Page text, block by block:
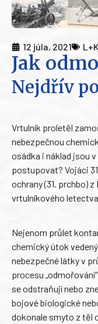
12 júla, 2021 L+K
Jak
Nejdřív
Vrtulník proletěl
nebezpečnou
osádka i náklad jsou
postupovat? Vojáci
ochrany (31. prchbo)
vrtulníkového
Nejenom průlet
chemický útok
nebezpečné látky v
procesu
se odstraňují nebo
bojové biologické
dokonale smyto z těl